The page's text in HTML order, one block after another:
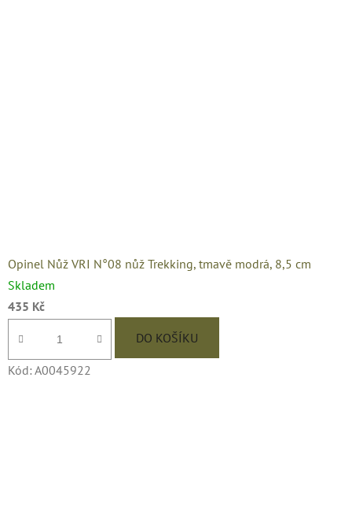
Opinel Nůž VRI N°08 nůž Trekking, tmavě modrá, 8,5 cm
Skladem
435 Kč
DO KOŠÍKU
Kód: A0045922